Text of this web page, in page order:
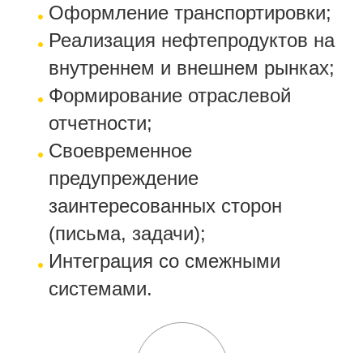
Оформление транспортировки;
Реализация нефтепродуктов на
внутреннем и внешнем рынках;
Формирование отраслевой
отчетности;
Своевременное
предупреждение
заинтересованных сторон
(письма, задачи);
Интеграция со смежными
системами.